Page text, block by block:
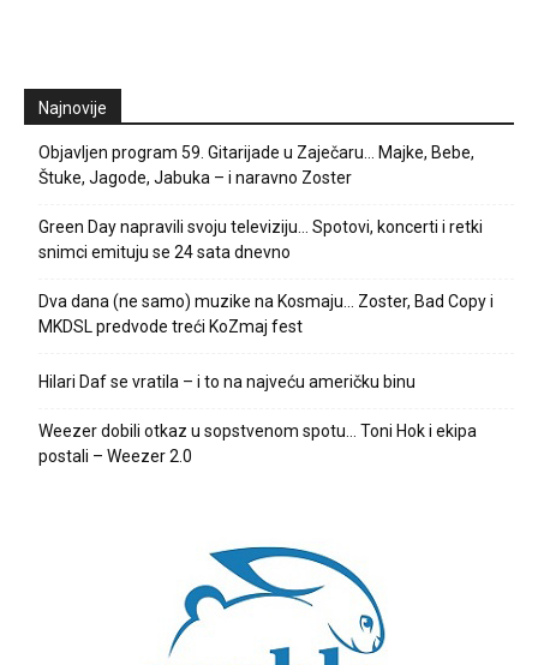
Najnovije
Objavljen program 59. Gitarijade u Zaječaru… Majke, Bebe,
Štuke, Jagode, Jabuka – i naravno Zoster
Green Day napravili svoju televiziju… Spotovi, koncerti i retki
snimci emituju se 24 sata dnevno
Dva dana (ne samo) muzike na Kosmaju… Zoster, Bad Copy i
MKDSL predvode treći KoZmaj fest
Hilari Daf se vratila – i to na najveću američku binu
Weezer dobili otkaz u sopstvenom spotu… Toni Hok i ekipa
postali – Weezer 2.0